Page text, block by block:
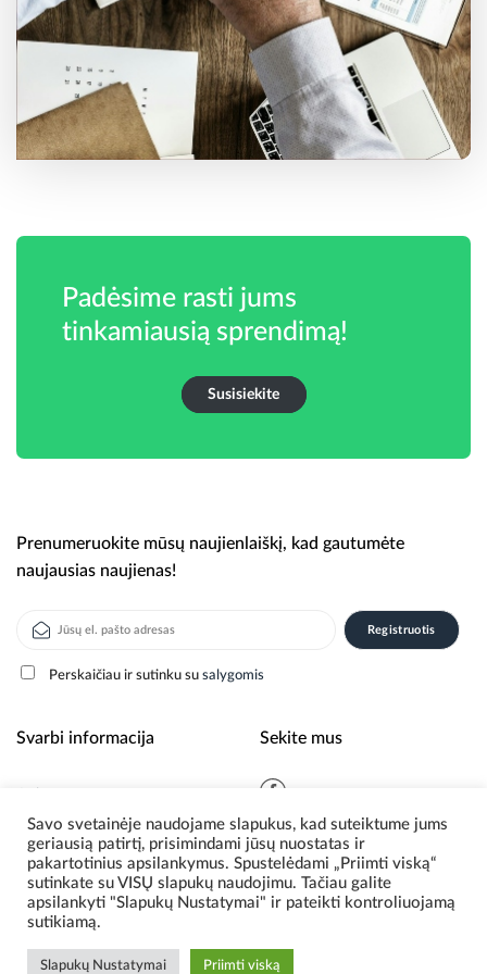
Padėsime rasti jums
tinkamiausią sprendimą!
Susisiekite
Prenumeruokite mūsų naujienlaiškį, kad gautumėte
naujausias naujienas!
Perskaičiau ir sutinku su salygomis
Svarbi informacija
Naujienos
Privatumo politika
Sekite mus
© 2026 Scoding. Visos teisės saugomos.
Savo svetainėje naudojame slapukus, kad suteiktume jums
geriausią patirtį, prisimindami jūsų nuostatas ir
pakartotinius apsilankymus. Spustelėdami „Priimti viską“
sutinkate su VISŲ slapukų naudojimu. Tačiau galite
apsilankyti "Slapukų Nustatymai" ir pateikti kontroliuojamą
sutikiamą.
Slapukų Nustatymai Priimti viską